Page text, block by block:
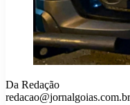
Da Redação
redacao@jornalgoias.com.br